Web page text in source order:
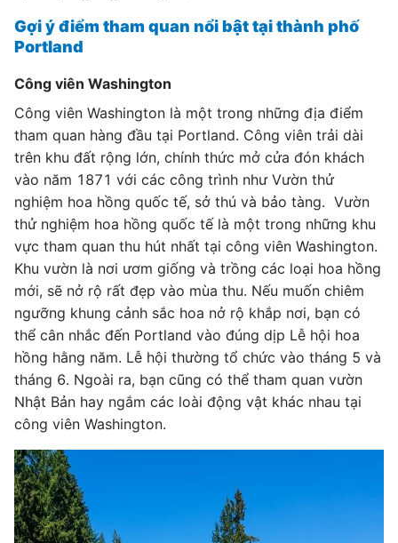
Gợi ý điểm tham quan nổi bật tại thành phố
Portland
Công viên Washington
Công viên Washington là một trong những địa điểm
tham quan hàng đầu tại Portland. Công viên trải dài
trên khu đất rộng lớn, chính thức mở cửa đón khách
vào năm 1871 với các công trình như Vườn thử
nghiệm hoa hồng quốc tế, sở thú và bảo tàng. Vườn
thử nghiệm hoa hồng quốc tế là một trong những khu
vực tham quan thu hút nhất tại công viên Washington.
Khu vườn là nơi ươm giống và trồng các loại hoa hồng
mới, sẽ nở rộ rất đẹp vào mùa thu. Nếu muốn chiêm
ngưỡng khung cảnh sắc hoa nở rộ khắp nơi, bạn có
thể cân nhắc đến Portland vào đúng dịp Lễ hội hoa
hồng hằng năm. Lễ hội thường tổ chức vào tháng 5 và
tháng 6. Ngoài ra, bạn cũng có thể tham quan vườn
Nhật Bản hay ngắm các loài động vật khác nhau tại
công viên Washington.